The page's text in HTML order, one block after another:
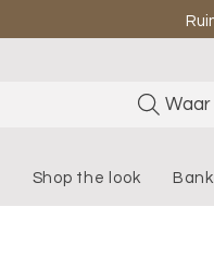
Waar
Shop the look